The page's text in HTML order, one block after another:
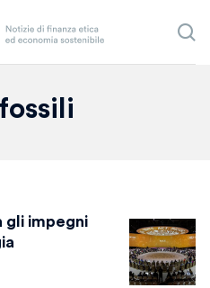
gli impegni